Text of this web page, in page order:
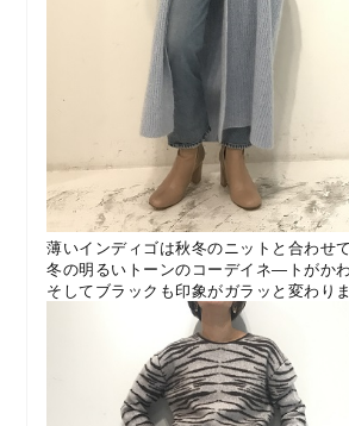
薄いインディゴは秋冬のニットと合わせ
冬の明るいトーンのコーデイネ―トがか
そしてブラックも印象がガラッと変わり